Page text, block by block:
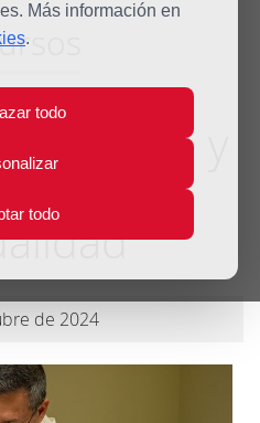
Más información en
.
todo
todo
fuente y
de la
de 2024